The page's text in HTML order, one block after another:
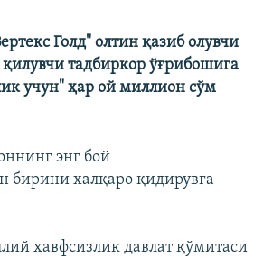
Голд" олтин қазиб олувчи
қилувчи тадбиркор ўғрибошига
учун" ҳар ой миллион сўм
энг бой
бирини халқаро қидирувга
хавфсизлик давлат қўмитаси